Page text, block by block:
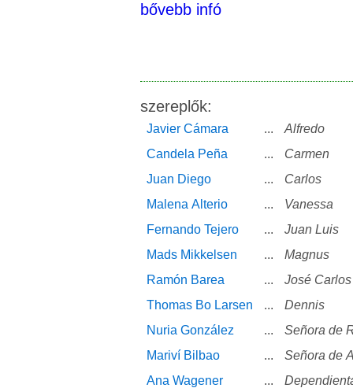
bővebb infó
szereplők:
Javier Cámara ...
Alfredo
Candela Peña
...
Carmen
Juan Diego
...
Carlos
Malena Alterio
...
Vanessa
Fernando Tejero
...
Juan Luis
Mads Mikkelsen
...
Magnus
Ramón Barea
...
José
Thomas Bo Larsen
...
Dennis
Nuria González
...
Señora de
Mariví Bilbao
...
Señora de
Ana Wagener
...